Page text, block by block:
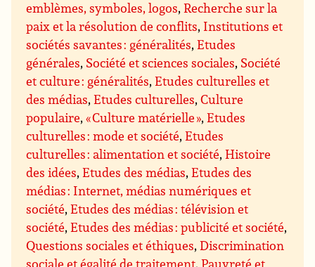
emblèmes, symboles, logos,Recherche sur la
paix et la résolution de conflits, Institutions et
sociétés savantes : généralités,Etudes
générales, Société et sciences sociales, Société
et culture : généralités,Etudes culturelles et
des médias,Etudes culturelles,Culture
populaire,« Culture matérielle »,Etudes
culturelles : mode et société,Etudes
culturelles : alimentation et société,Histoire
des idées,Etudes des médias,Etudes des
médias : Internet, médias numériques et
société,Etudes des médias : télévision et
société,Etudes des médias : publicité et société,
Questions sociales et éthiques,Discrimination
sociale et égalité de traitement,Pauvreté et